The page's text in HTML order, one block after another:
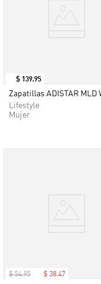
$ 139.95
Zapatillas ADISTAR MLD
Lifestyle
Mujer
$ 54.95 $ 38.47